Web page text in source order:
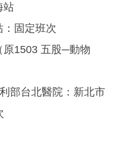
站
固定班次
1503 五股─動物
部台北醫院：新北市